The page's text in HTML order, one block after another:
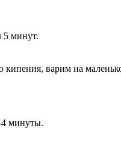
5 минут.
варим на
4 минуты.